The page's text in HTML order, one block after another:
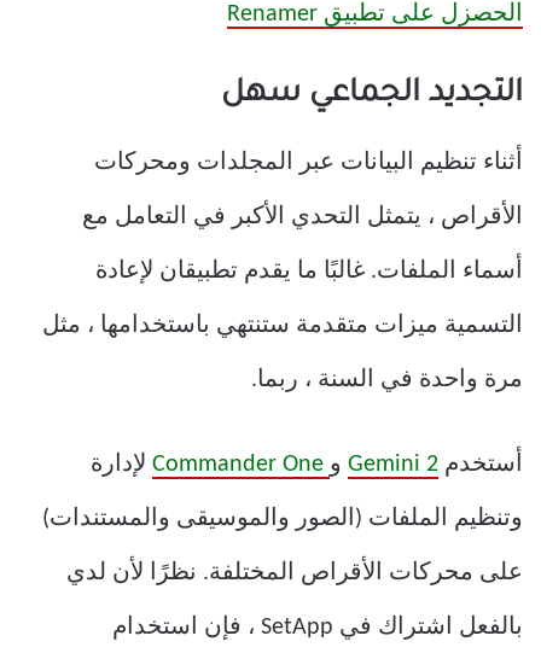
الحصزل على تطبيق Renamer
التجديد الجماعي سهل
أثناء تنظيم البيانات عبر المجلدات ومحركات
الأقراص ، يتمثل التحدي الأكبر في التعامل مع
أسماء الملفات. غالبًا ما يقدم تطبيقان لإعادة
التسمية ميزات متقدمة ستنتهي باستخدامها ، مثل
مرة واحدة في السنة ، ربما.
أستخدم Gemini 2 و لإدارة
وتنظيم الملفات (الصور والموسيقى والمستندات)
على محركات الأقراص المختلفة. نظرًا لأن لدي
بالفعل اشتراك في SetApp ، فإن استخدام